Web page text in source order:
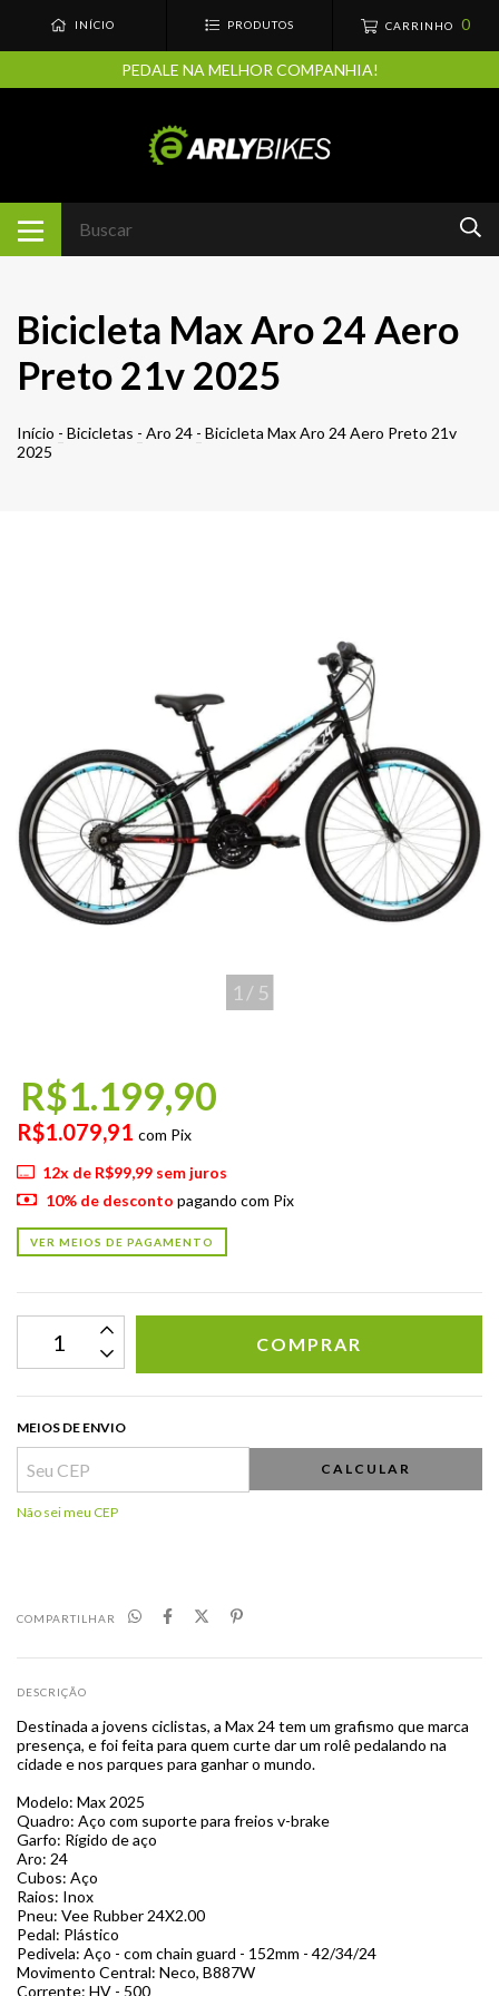
INÍCIO PRODUTOS CARRINHO 0
PEDALE NA MELHOR COMPANHIA!
Bicicleta Max Aro 24 Aero
Preto 21v 2025
Início - Bicicletas - Aro 24 - Bicicleta Max Aro 24 Aero Preto 21v
2025
1 / 5
R$1.199,90
R$1.079,91 com Pix
12x de R$99,99sem juros
10% de desconto pagando com Pix
VER MEIOS DE PAGAMENTO
MEIOS DE ENVIO
CALCULAR
Não sei meu CEP
COMPARTILHAR
DESCRIÇÃO
Destinada a jovens ciclistas, a Max 24 tem um grafismo que marca
presença, e foi feita para quem curte dar um rolê pedalando na
cidade e nos parques para ganhar o mundo.
Modelo: Max 2025
Quadro: Aço com suporte para freios v-brake
Garfo: Rígido de aço
Aro: 24
Cubos: Aço
Raios: Inox
Pneu: Vee Rubber 24X2.00
Pedal: Plástico
Pedivela: Aço - com chain guard - 152mm - 42/34/24
Movimento Central: Neco, B887W
Corrente: HV - 500